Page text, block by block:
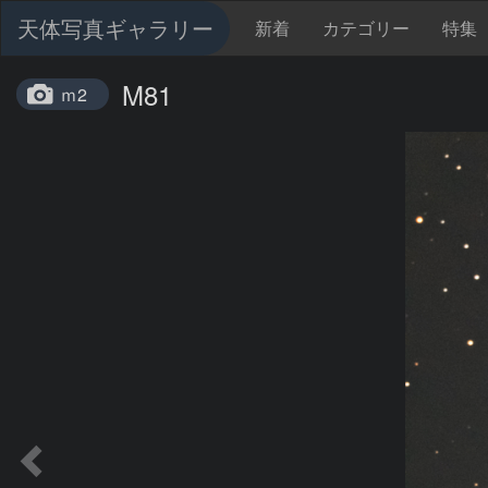
天体写真ギャラリー 新着 カテゴリー 特集
ｍ2 M81